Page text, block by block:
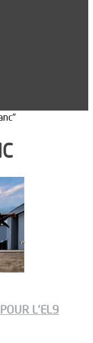
L’EL9